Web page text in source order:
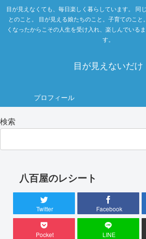
目が見えなくても、毎日楽しく暮らしています。 同
とのこと。 目が見える娘たちのこと。子育てのこと
くなったからこその人生を受け入れ、楽しんでいる
す。
目が見えないだけ
プロフィール
検索
八百屋のレシート
Twitter Facebook
Pocket LINE